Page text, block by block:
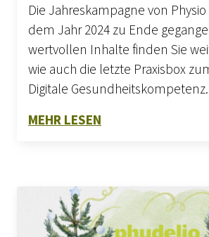
Die Jahreskampagne von
dem Jahr 2024 zu Ende
wertvollen Inhalte finden Sie
wie auch die letzte Praxisbox
Digitale
MEHR LESEN